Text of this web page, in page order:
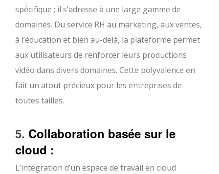
spécifique ; il s’adresse à une large gamme de
domaines. Du service RH au marketing, aux ventes,
à l’éducation et bien au-delà, la plateforme permet
aux utilisateurs de renforcer leurs productions
vidéo dans divers domaines. Cette polyvalence en
fait un atout précieux pour les entreprises de
toutes tailles.
5. Collaboration basée sur le
cloud :
L’intégration d’un espace de travail en cloud